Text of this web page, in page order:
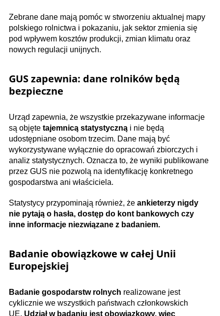
Zebrane dane mają pomóc w stworzeniu aktualnej mapy
polskiego rolnictwa i pokazaniu, jak sektor zmienia się
pod wpływem kosztów produkcji, zmian klimatu oraz
nowych regulacji unijnych.
GUS zapewnia: dane rolników będą
bezpieczne
Urząd zapewnia, że wszystkie przekazywane informacje
są objęte tajemnicą statystyczną i nie będą
udostępniane osobom trzecim. Dane mają być
wykorzystywane wyłącznie do opracowań zbiorczych i
analiz statystycznych. Oznacza to, że wyniki publikowane
przez GUS nie pozwolą na identyfikację konkretnego
gospodarstwa ani właściciela.
Statystycy przypominają również, że ankieterzy nigdy
nie pytają o hasła, dostęp do kont bankowych czy
inne informacje niezwiązane z badaniem.
Badanie obowiązkowe w całej Unii
Europejskiej
Badanie gospodarstw rolnych realizowane jest
cyklicznie we wszystkich państwach członkowskich
UE. Udział w badaniu jest obowiązkowy, więc